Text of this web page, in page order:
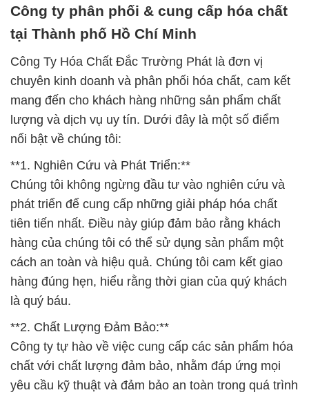
Công ty phân phối & cung cấp hóa chất
tại Thành phố Hồ Chí Minh
Công Ty Hóa Chất Đắc Trường Phát là đơn vị
chuyên kinh doanh và phân phối hóa chất, cam kết
mang đến cho khách hàng những sản phẩm chất
lượng và dịch vụ uy tín. Dưới đây là một số điểm
nổi bật về chúng tôi:
**1. Nghiên Cứu và Phát Triển:**
Chúng tôi không ngừng đầu tư vào nghiên cứu và
phát triển để cung cấp những giải pháp hóa chất
tiên tiến nhất. Điều này giúp đảm bảo rằng khách
hàng của chúng tôi có thể sử dụng sản phẩm một
cách an toàn và hiệu quả. Chúng tôi cam kết giao
hàng đúng hẹn, hiểu rằng thời gian của quý khách
là quý báu.
**2. Chất Lượng Đảm Bảo:**
Công ty tự hào về việc cung cấp các sản phẩm hóa
chất với chất lượng đảm bảo, nhằm đáp ứng mọi
yêu cầu kỹ thuật và đảm bảo an toàn trong quá trình